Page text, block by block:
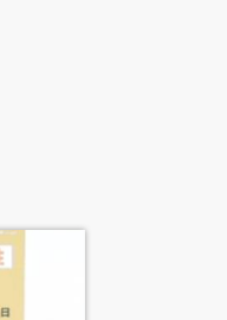
重要的好消息。